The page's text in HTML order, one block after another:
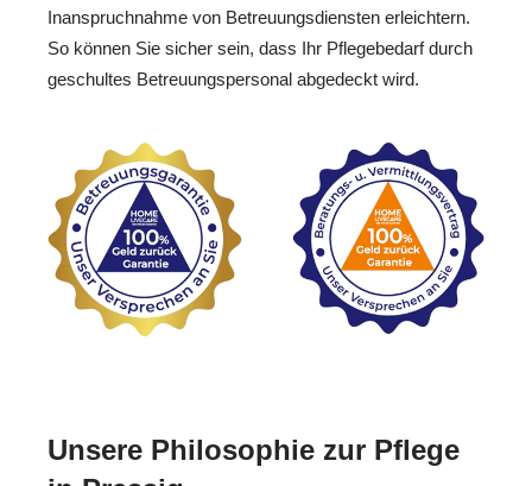
Inanspruchnahme von Betreuungsdiensten erleichtern.
So können Sie sicher sein, dass Ihr Pflegebedarf durch
geschultes Betreuungspersonal abgedeckt wird.
Unsere Philosophie zur Pflege